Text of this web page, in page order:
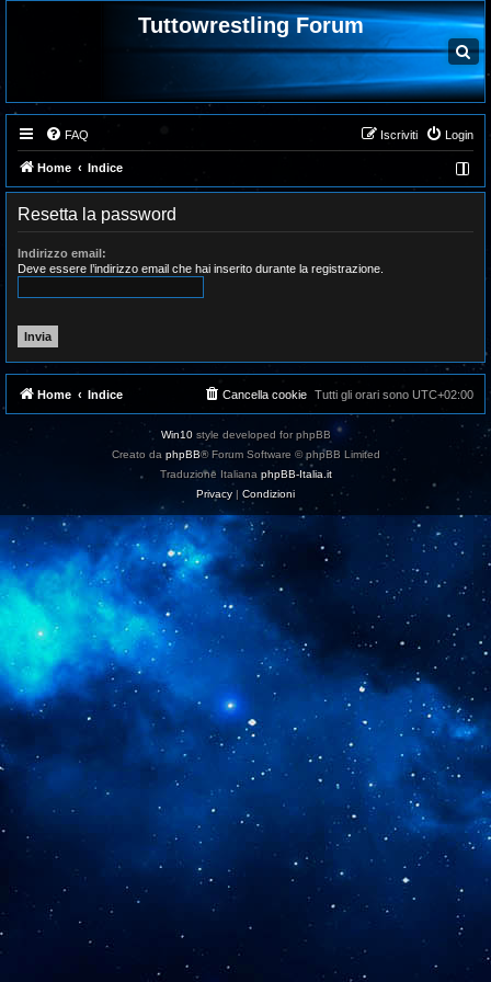
Tuttowrestling Forum
C
e
r
c
a
FAQ Login
Iscriviti
Home Indice
Resetta la password
Indirizzo email:
Deve essere l’indirizzo email che hai inserito durante la registrazione.
Home Indice Tutti gli orari sono UTC+02:00
Cancella cookie
Win10style developed for phpBB
Creato da phpBB® Forum Software © phpBB Limited
Traduzione Italiana phpBB-Italia.it
Privacy | Condizioni